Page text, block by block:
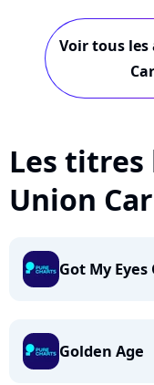
Voir tous les
Les titres
Union
Got My Eyes
Golden Age